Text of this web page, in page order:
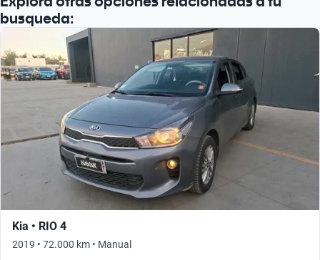
busqueda:
Kia • RIO 4
2019 • 72.000 km • Manual